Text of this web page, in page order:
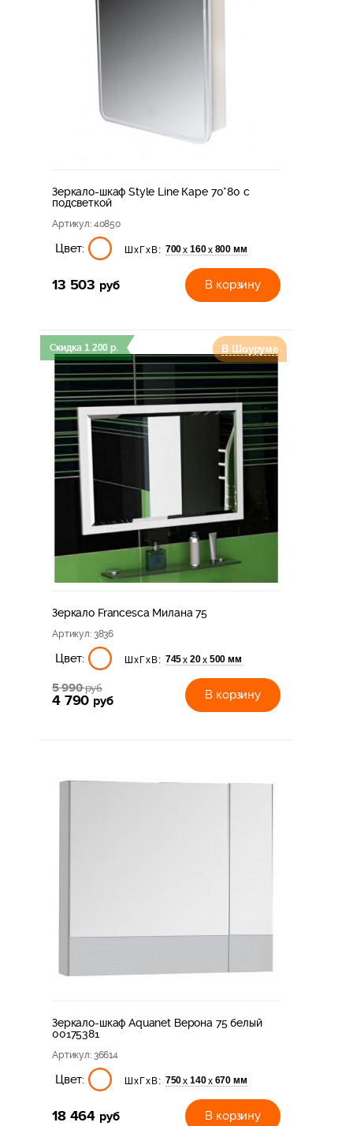
Зеркало-шкаф Style Line Каре 70*80 с
подсветкой
Артикул: 40850
Цвет: ШхГхВ: 700х 160х 800 мм
13 503 руб В корзину
Скидка 1 200 р. В Шоуруме
Зеркало Francesca Милана 75
Артикул: 3836
Цвет: ШхГхВ: 745х 20х 500 мм
5 990руб
4 790 руб В корзину
Зеркало-шкаф Aquanet Верона 75 белый
00175381
Артикул: 36614
Цвет: ШхГхВ: 750х 140х 670 мм
18 464 руб В корзину